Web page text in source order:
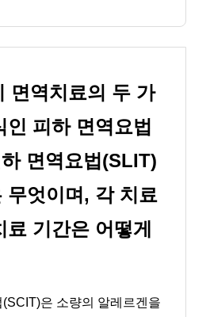
면역치료의 두 가
인 피하 면역요법
면역요법(SLIT)
무엇이며, 각 치료
기간은 어떻게
은 소량의 알레르겐을